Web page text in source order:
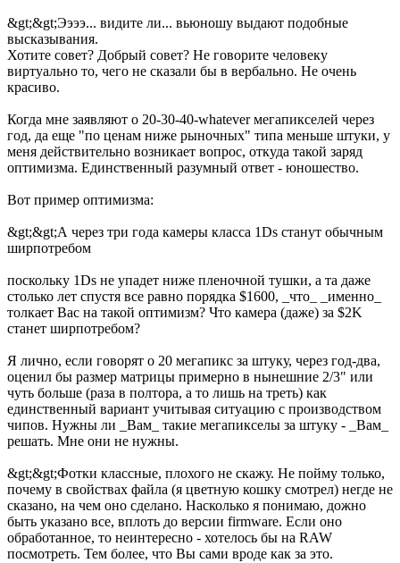
&gt;&gt;Ээээ... видите ли... вьюношу выдают подобные
высказывания.
Хотите совет? Добрый совет? Не говорите человеку
виртуально то, чего не сказали бы в вербально. Не очень
красиво.
Когда мне заявляют о 20-30-40-whatever мегапикселей через
год, да еще "по ценам ниже рыночных" типа меньше штуки, у
меня действительно возникает вопрос, откуда такой заряд
оптимизма. Единственный разумный ответ - юношество.
Вот пример оптимизма:
&gt;&gt;А через три года камеры класса 1Ds станут обычным
ширпотребом
поскольку 1Ds не упадет ниже пленочной тушки, а та даже
столько лет спустя все равно порядка $1600, _что_ _именно_
толкает Вас на такой оптимизм? Что камера (даже) за $2K
станет ширпотребом?
Я лично, если говорят о 20 мегапикс за штуку, через год-два,
оценил бы размер матрицы примерно в нынешние 2/3" или
чуть больше (раза в полтора, а то лишь на треть) как
единственный вариант учитывая ситуацию с производством
чипов. Нужны ли _Вам_ такие мегапикселы за штуку - _Вам_
решать. Мне они не нужны.
&gt;&gt;Фотки классные, плохого не скажу. Не пойму только,
почему в свойствах файла (я цветную кошку смотрел) негде не
сказано, на чем оно сделано. Насколько я понимаю, дожно
быть указано все, вплоть до версии firmware. Если оно
обработанное, то неинтересно - хотелось бы на RAW
посмотреть. Тем более, что Вы сами вроде как за это.